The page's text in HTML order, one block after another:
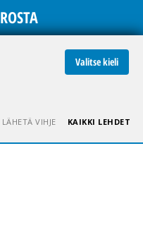
Valitse kieli
LÄHETÄ VIHJE KAIKKI LEHDET